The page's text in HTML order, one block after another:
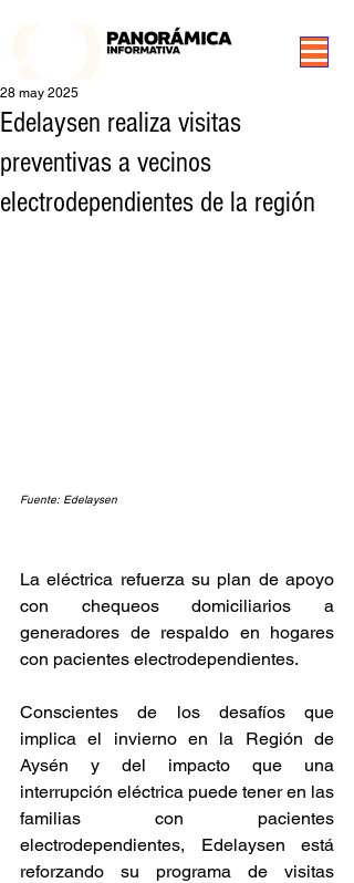
Edelaysen realiza visitas
preventivas a vecinos
electrodependientes de la región
28 may 2025
Fuente: Edelaysen
La eléctrica refuerza su plan de apoyo
con chequeos domiciliarios a
generadores de respaldo en hogares
con pacientes electrodependientes.
Conscientes de los desafíos que
implica el invierno en la Región de
Aysén y del impacto que una
interrupción eléctrica puede tener en las
familias con pacientes
electrodependientes, Edelaysen está
reforzando su programa de visitas